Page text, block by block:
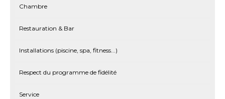
Chambre
Restauration & Bar
Installations (piscine, spa, fitness...)
Respect du programme de fidélité
Service